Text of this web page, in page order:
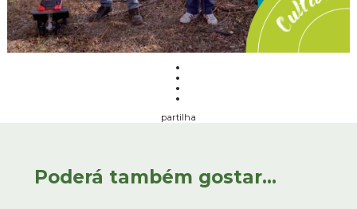
partilha
Poderá também gostar...